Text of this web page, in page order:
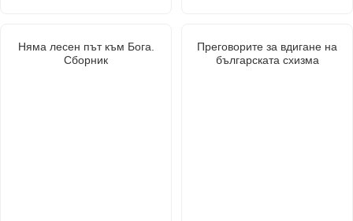
Няма лесен път към Бога.
Сборник
Преговорите за вдигане на
българската схизма